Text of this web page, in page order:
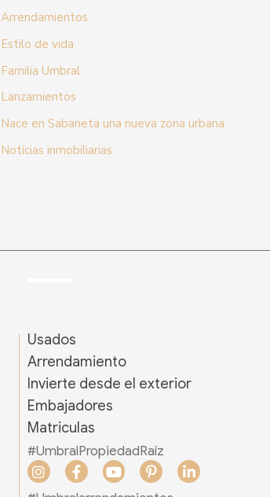
Arrendamientos
Estilo de vida
Familia Umbral
Lanzamientos
Nace en Sabaneta una nueva zona urbana
Noticias inmobiliarias
Usados
Arrendamiento
Invierte desde el exterior
Embajadores
Matriculas
#UmbralPropiedadRaíz
I
n
F
a
Y
o
P
i
L
i